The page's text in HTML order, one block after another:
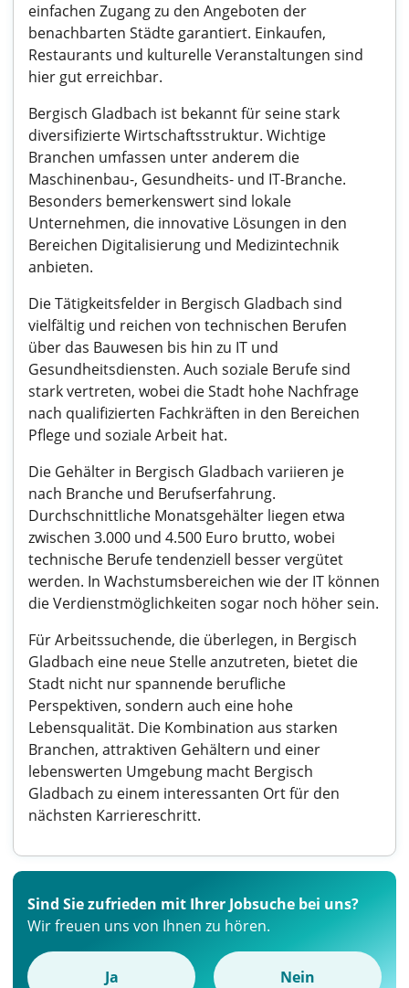
einfachen Zugang zu den Angeboten der
benachbarten Städte garantiert. Einkaufen,
Restaurants und kulturelle Veranstaltungen sind
hier gut erreichbar.
Bergisch Gladbach ist bekannt für seine stark
diversifizierte Wirtschaftsstruktur. Wichtige
Branchen umfassen unter anderem die
Maschinenbau-, Gesundheits- und IT-Branche.
Besonders bemerkenswert sind lokale
Unternehmen, die innovative Lösungen in den
Bereichen Digitalisierung und Medizintechnik
anbieten.
Die Tätigkeitsfelder in Bergisch Gladbach sind
vielfältig und reichen von technischen Berufen
über das Bauwesen bis hin zu IT und
Gesundheitsdiensten. Auch soziale Berufe sind
stark vertreten, wobei die Stadt hohe Nachfrage
nach qualifizierten Fachkräften in den Bereichen
Pflege und soziale Arbeit hat.
Die Gehälter in Bergisch Gladbach variieren je
nach Branche und Berufserfahrung.
Durchschnittliche Monatsgehälter liegen etwa
zwischen 3.000 und 4.500 Euro brutto, wobei
technische Berufe tendenziell besser vergütet
werden. In Wachstumsbereichen wie der IT können
die Verdienstmöglichkeiten sogar noch höher sein.
Für Arbeitssuchende, die überlegen, in Bergisch
Gladbach eine neue Stelle anzutreten, bietet die
Stadt nicht nur spannende berufliche
Perspektiven, sondern auch eine hohe
Lebensqualität. Die Kombination aus starken
Branchen, attraktiven Gehältern und einer
lebenswerten Umgebung macht Bergisch
Gladbach zu einem interessanten Ort für den
nächsten Karriereschritt.
Sind Sie zufrieden mit Ihrer Jobsuche bei uns?
Wir freuen uns von Ihnen zu hören.
Ja Nein